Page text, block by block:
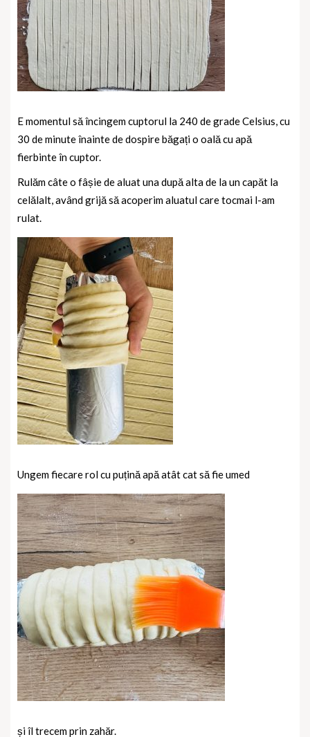
E momentul să încingem cuptorul la 240 de grade Celsius, cu
30 de minute înainte de dospire băgați o oală cu apă
fierbinte în cuptor.
Rulăm câte o fâșie de aluat una după alta de la un capăt la
celălalt, având grijă să acoperim aluatul care tocmai l-am
rulat.
Ungem fiecare rol cu puțină apă atât cat să fie umed
și îl trecem prin zahăr.